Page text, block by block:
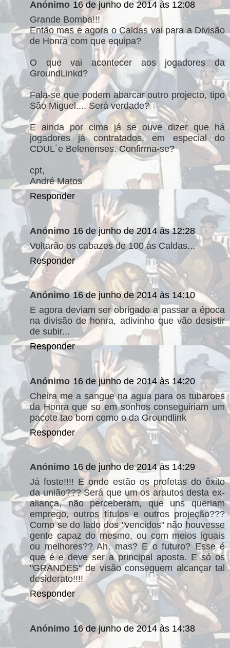
Anónimo 16 de junho de 2014 às 12:08
Grande Bomba!!!
Então mas e agora o Caldas vai para a Divisão
de Honra com que equipa?
O que vai acontecer aos jogadores da
GroundLinkd?
Fala-se que podem abarcar outro projecto, tipo
São Miguel.... Será verdade?
E ainda por cima já se ouve dizer que há
jogadores já contratados, em especial do
CDUL´e Belenenses. Confirma-se?
cpt,
André Matos
Responder
Anónimo 16 de junho de 2014 às 12:28
Voltarão os cabazes de 100 às Caldas...
Responder
Anónimo 16 de junho de 2014 às 14:10
E agora deviam ser obrigado a passar a época
na divisão de honra, adivinho que vão desistir
de subir...
Responder
Anónimo 16 de junho de 2014 às 14:20
Cheira me a sangue na agua para os tubaroes
da Honra que so em sonhos conseguiriam um
pacote tao bom como o da Groundlink
Responder
Anónimo 16 de junho de 2014 às 14:29
Já foste!!!! E onde estão os profetas do êxito
da união??? Será que um os arautos desta ex-
aliança, não perceberam, que uns queriam
emprego, outros títulos e outros projeção???
Como se do lado dos "vencidos" não houvesse
gente capaz do mesmo, ou com meios iguais
ou melhores?? Ah, mas? E o futuro? Esse é
que é e deve ser a principal aposta. E só os
"GRANDES" de visão conseguem alcançar tal
desiderato!!!!
Responder
Anónimo 16 de junho de 2014 às 14:38